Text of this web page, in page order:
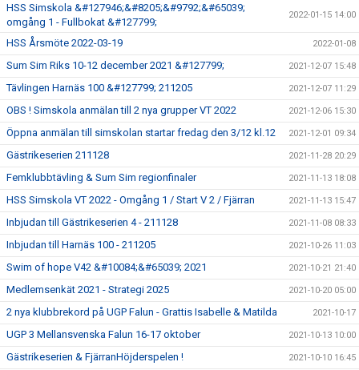
HSS Simskola &#127946;&#8205;&#9792;&#65039;
omgång 1 - Fullbokat &#127799;
2022-01-15 14:00
HSS Årsmöte 2022-03-19 2022-01-08
Sum Sim Riks 10-12 december 2021 &#127799; 2021-12-07 15:48
Tävlingen Harnäs 100 &#127799; 211205 2021-12-07 11:29
OBS ! Simskola anmälan till 2 nya grupper VT 2022 2021-12-06 15:30
Öppna anmälan till simskolan startar fredag den 3/12 kl.12 2021-12-01 09:34
Gästrikeserien 211128 2021-11-28 20:29
Femklubbtävling & Sum Sim regionfinaler 2021-11-13 18:08
HSS Simskola VT 2022 - Omgång 1 / Start V 2 / Fjärran 2021-11-13 15:47
Inbjudan till Gästrikeserien 4 - 211128 2021-11-08 08:33
Inbjudan till Harnäs 100 - 211205 2021-10-26 11:03
Swim of hope V42 &#10084;&#65039; 2021 2021-10-21 21:40
Medlemsenkät 2021 - Strategi 2025 2021-10-20 05:00
2 nya klubbrekord på UGP Falun - Grattis Isabelle & Matilda 2021-10-17
UGP 3 Mellansvenska Falun 16-17 oktober 2021-10-13 10:00
Gästrikeserien & FjärranHöjderspelen ! 2021-10-10 16:45